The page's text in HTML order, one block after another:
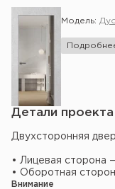
Модель:
Детали проекта
Двухсторонняя
• Лицевая сторона
• Оборотная
Внимание